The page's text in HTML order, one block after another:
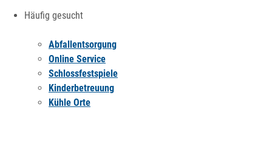
Häufig gesucht
Abfallentsorgung
Online Service
Schlossfestspiele
Kinderbetreuung
Kühle Orte